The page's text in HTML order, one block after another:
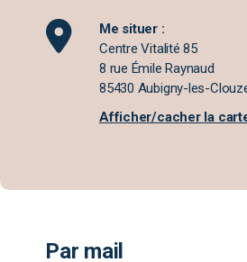
Me situer :
Centre Vitalité 85
8 rue Émile Raynaud
85430 Aubigny-les-
Afficher/cacher la
Par mail